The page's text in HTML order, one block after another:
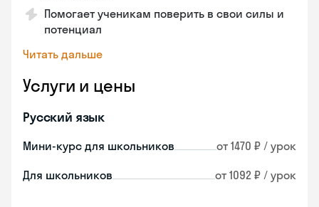
Помогает ученикам поверить в свои силы и
потенциал
Читать дальше
Услуги и цены
Русский язык
Мини-курс для школьников от 1470 ₽ / урок
Для школьников от 1092 ₽ / урок